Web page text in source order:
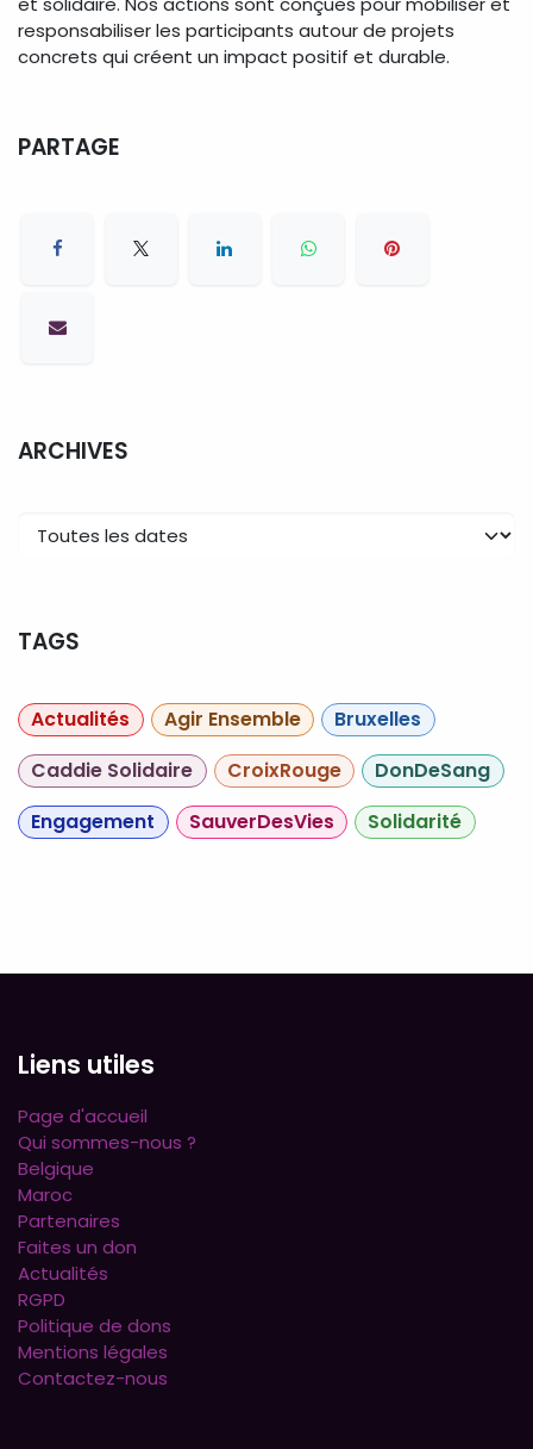
responsabiliser les participants autour de projets
concrets qui créent un impact positif et durable.
PARTAGE
ARCHIVES
TAGS
Actualités Agir Ensemble
Bruxelles
Caddie Solidaire
CroixRouge
DonDeSang
Engagement
SauverDesVies Solidarité
Liens utiles
Page d'accueil
Qui sommes-nous ?
Belgique
Maroc
Partenaires
Faites un don
Actualités
RGPD
Politique de dons
Mentions légales
Contactez-nous